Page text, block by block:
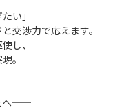
い」
交渉力で応えます。
し、
。
へ──